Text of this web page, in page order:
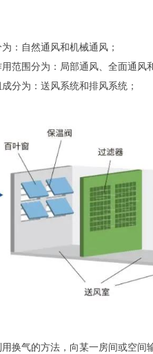
：自然通风和机械通风；
范围分为：局部通风、全面通风
分为：送风系统和排风系统；
换气的方法，向某一房间或空